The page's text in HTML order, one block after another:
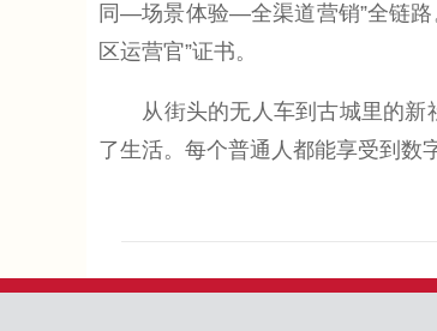
同—场景体验—全渠道营销”全链路
区运营官”证书。
从街头的无人车到古城里的新社
了生活。每个普通人都能享受到数